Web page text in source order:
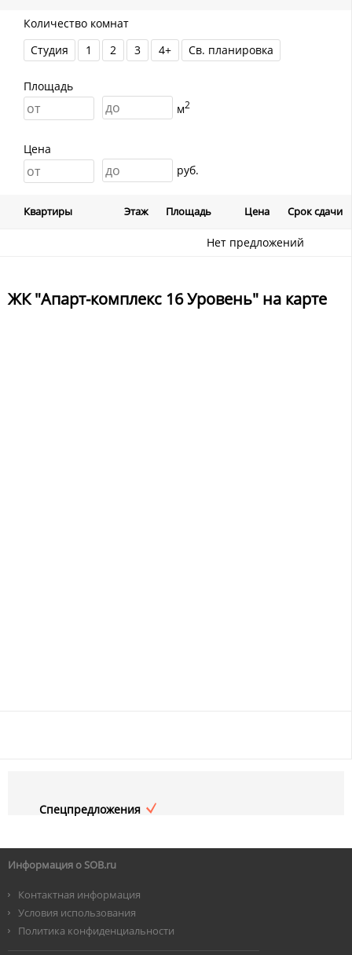
Количество комнат
Студия
1 2 3 4+ Св. планировка
Площадь
м2
Цена
руб.
Квартиры Этаж Площадь Цена Срок сдачи
Нет предложений
ЖК "Апарт-комплекс 16 Уровень" на карте
Спецпредложения
Информация о SOB.ru
Контактная информация
Условия использования
Политика конфиденциальности